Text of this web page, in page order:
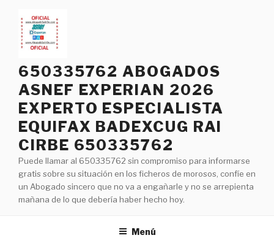
contenido
650335762 ABOGADOS
ASNEF EXPERIAN 2026
EXPERTO ESPECIALISTA
EQUIFAX BADEXCUG RAI
CIRBE 650335762
Puede llamar al 650335762 sin compromiso para informarse
gratis sobre su situación en los ficheros de morosos, confíe en
un Abogado sincero que no va a engañarle y no se arrepienta
mañana de lo que debería haber hecho hoy.
Menú